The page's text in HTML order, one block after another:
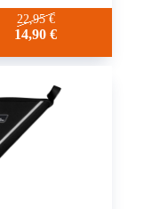
22,95€
14,90€